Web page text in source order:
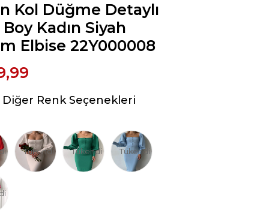
Kol Düğme Detaylı
Kadın Siyah
Elbise 22Y000008
Diğer Renk Seçenekleri
Tükendi Tükendi Tükendi